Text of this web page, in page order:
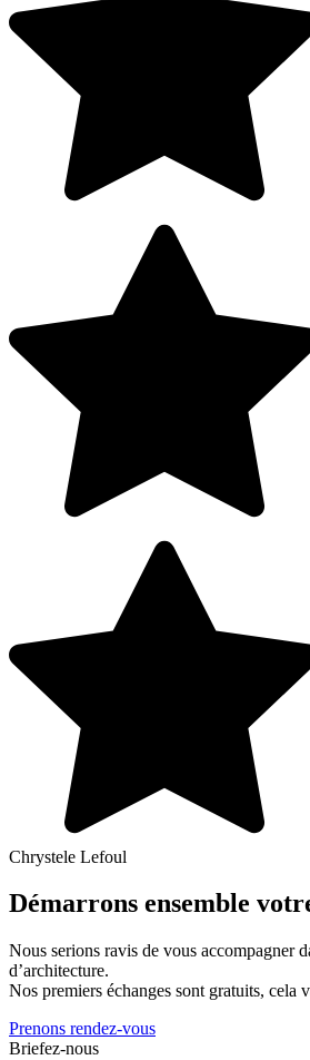
Chrystele Lefoul
Démarrons ensemble
Nous serions ravis de vous accompagner
d’architecture.
Nos premiers échanges sont gratuits, cela
Prenons rendez-vous
Briefez-nous